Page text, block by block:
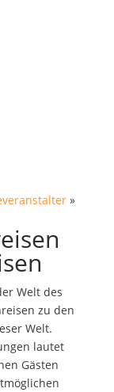
»
Welt des
zu den
Welt.
lautet
Gästen